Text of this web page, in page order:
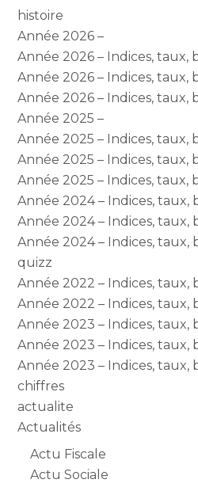
histoire
Année 2026 –
Année 2026 – Indices, taux,
Année 2026 – Indices, taux,
Année 2026 – Indices, taux,
Année 2025 –
Année 2025 – Indices, taux,
Année 2025 – Indices, taux,
Année 2025 – Indices, taux,
Année 2024 – Indices, taux,
Année 2024 – Indices, taux,
Année 2024 – Indices, taux,
quizz
Année 2022 – Indices, taux,
Année 2022 – Indices, taux,
Année 2023 – Indices, taux,
Année 2023 – Indices, taux,
Année 2023 – Indices, taux,
chiffres
actualite
Actualités
Actu Fiscale
Actu Sociale